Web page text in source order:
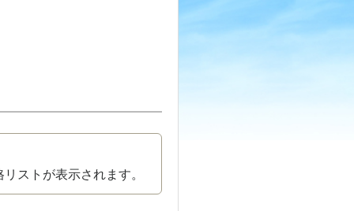
ストが表示されます。